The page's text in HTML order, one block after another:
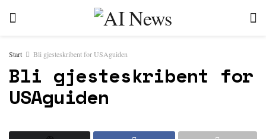
Start Bli gjesteskribent for USAguiden
Bli gjesteskribent for
USAguiden